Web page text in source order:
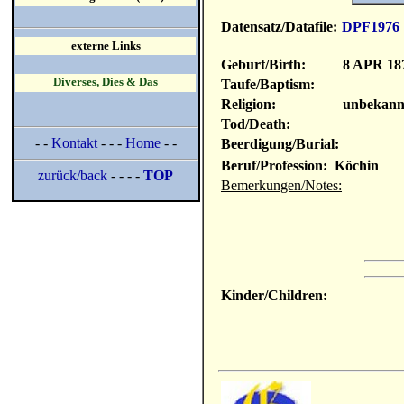
Datensatz/Datafile: DPF1976
Geburt/Birth: 8 APR
Taufe/Baptism:
Religion:
Tod/Death:
Beerdigung/Burial:
Beruf/Profession: Köchin
Bemerkungen/Notes:
Kinder/Children:
externe Links
Diverses, Dies & Das
- - Kontakt- - - Home- -
zurück/back - - - -TOP